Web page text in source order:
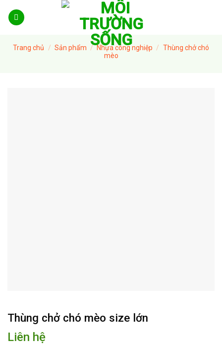
Trang chủ / Sản phẩm / Nhựa công nghiệp / Thùng chở chó
mèo
Thùng chở chó mèo size lớn
Liên hệ